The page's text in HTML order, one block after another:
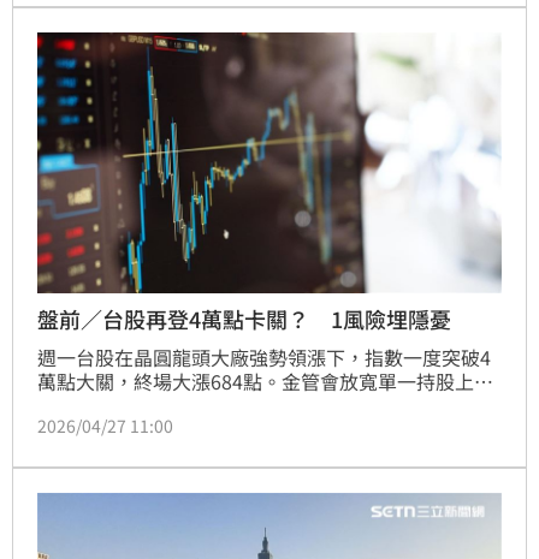
央行限貸令走向，房市短期內將維持低檔盤整格局。
（陳韋帆）
盤前／台股再登4萬點卡關？ 1風險埋隱憂
週一台股在晶圓龍頭大廠強勢領漲下，指數一度突破4
萬點大關，終場大漲684點。金管會放寬單一持股上限
股提供強勁支撐。儘管市場呈現「拉積盤」結構，但受
家指出，美股財報亮眼且地緣政治干擾鈍化，科技股獲
利可期，若AI趨勢股出現拉回，將是中長期佈局的佳
機，投資人可密切關注密集法說會動向。
2026/04/27 11:00